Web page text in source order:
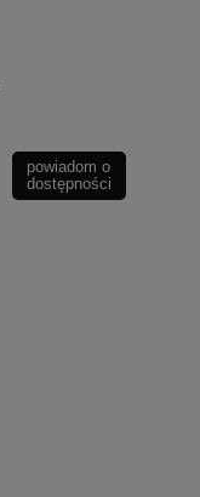
powiadom o
dostępności